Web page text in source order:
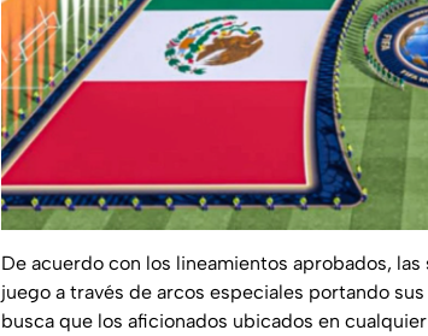
De acuerdo con los lineamientos aprobados,
juego a través de arcos especiales portando
busca que los aficionados ubicados en